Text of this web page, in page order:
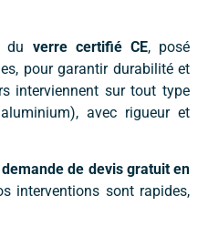
du verre certifié CE, posé
pour garantir durabilité et
interviennent sur tout type
avec rigueur et
demande de devis gratuit en
interventions sont rapides,